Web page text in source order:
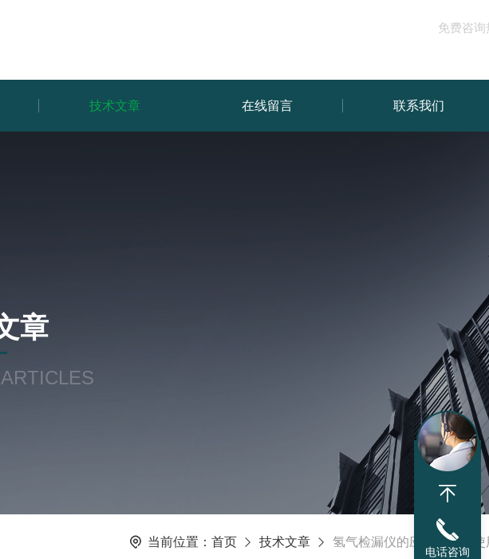
免费咨询
技术文章 在线留言 联系我们
章
当前位置： 首页 技术文章 氢气检漏仪的应用场景与
电话咨询